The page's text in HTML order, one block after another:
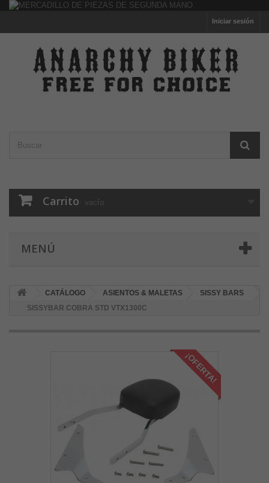
Iniciar sesión
Carrito vacío
MENÚ
CATÁLOGO ASIENTOS & MALETAS
SISSY BARS
SISSYBAR COBRA STD VTX1300C
¡OFERTA!